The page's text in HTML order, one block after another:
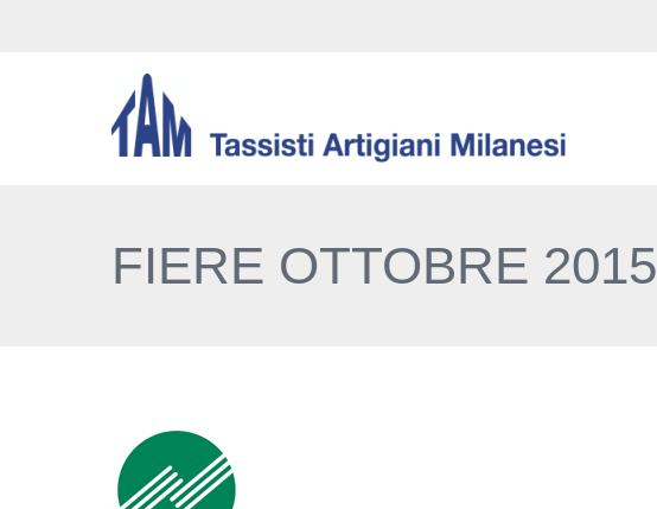
FIERE OTTOBRE 2015